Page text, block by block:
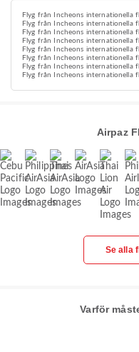
Flyg från Incheons internationella
Flyg från Incheons internationella
Flyg från Incheons internationella
Flyg från Incheons internationella
Flyg från Incheons internationella
Flyg från Incheons internationella
Flyg från Incheons internationella
Flyg från Incheons internationella
Airpaz
Se alla
Varför